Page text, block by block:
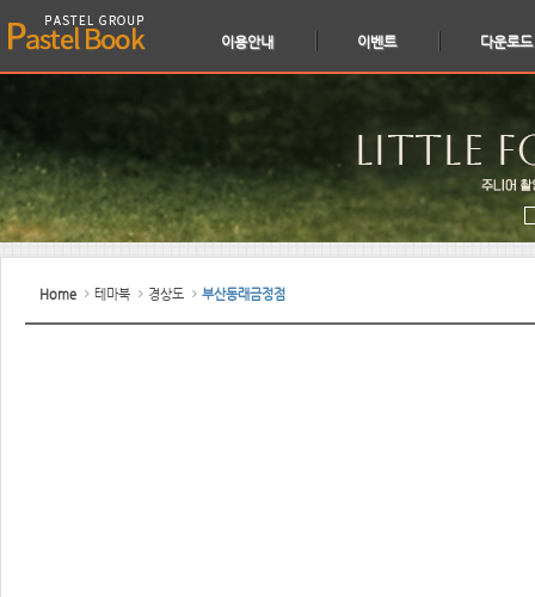
이용안내 이벤트 다운로드
Home 테마북 경상도 부산동래금정점